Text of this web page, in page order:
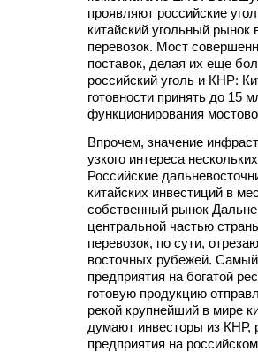
проявляют российские
китайский угольный
перевозок. Мост
поставок, делая их еще
российский уголь и КНР:
готовности принять до 15
функционирования
Впрочем, значение
узкого интереса
Российские
китайских инвестиций в
собственный рынок
центральной частью
перевозок, по сути,
восточных рубежей.
предприятия на богатой
готовую продукцию
рекой крупнейший в мире
думают инвесторы из КНР,
предприятия на